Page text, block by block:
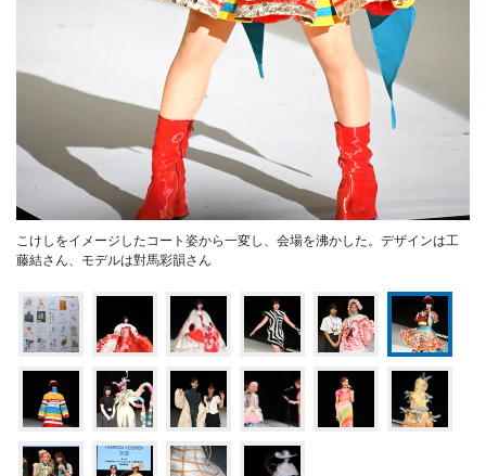
こけしをイメージしたコート姿から一変し、会場を沸かした。デザインは工
藤結さん、モデルは對馬彩韻さん